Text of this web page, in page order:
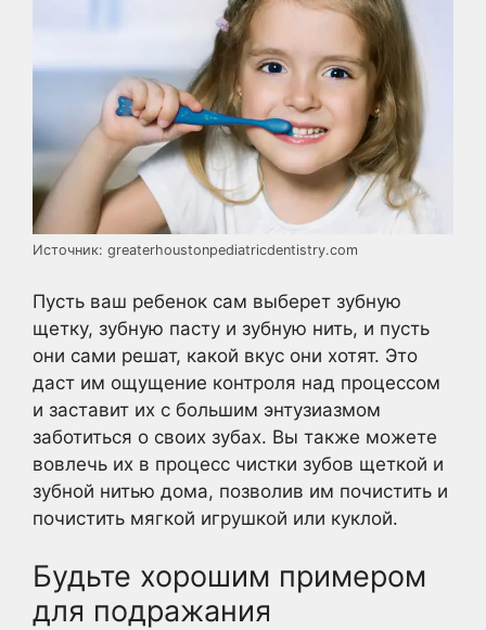
Источник: greaterhoustonpediatricdentistry.com
Пусть ваш ребенок сам выберет зубную
щетку, зубную пасту и зубную нить, и пусть
они сами решат, какой вкус они хотят. Это
даст им ощущение контроля над процессом
и заставит их с большим энтузиазмом
заботиться о своих зубах. Вы также можете
вовлечь их в процесс чистки зубов щеткой и
зубной нитью дома, позволив им почистить и
почистить мягкой игрушкой или куклой.
Будьте хорошим примером
для подражания